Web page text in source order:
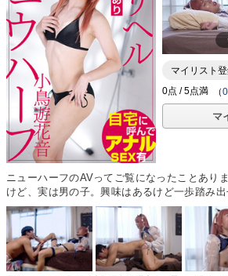
マイリスト
（
マ
ニューハーフのAVってご覧になったことあり
けど、実は男の子。興味はあるけど一歩踏み
門編”企画です。この作品の内容は…ニューハ
性の部屋を、定点カメラで覗き見るドキュメン
からシステム説明まで、リアル感たっぷりに収
ャワールームで脱がせ合い、身体を洗い合いな
に発展。お風呂から上がると猫耳姿の小鳥遊さ